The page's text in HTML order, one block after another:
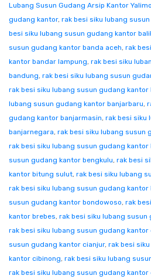
Lubang Susun Gudang Arsip Kantor Yalimo
gudang kantor, rak besi siku lubang
besi siku lubang susun gudang kantor
susun gudang kantor banda aceh, rak
kantor bandar lampung, rak besi siku
bandung, rak besi siku lubang susun
rak besi siku lubang susun gudang kantor
lubang susun gudang kantor banjarbaru,
gudang kantor banjarmasin, rak besi siku
banjarnegara, rak besi siku lubang susun
rak besi siku lubang susun gudang kantor
susun gudang kantor bengkulu, rak besi
kantor bitung sulut, rak besi siku lubang
rak besi siku lubang susun gudang kantor
susun gudang kantor bondowoso, rak
kantor brebes, rak besi siku lubang
rak besi siku lubang susun gudang kantor
susun gudang kantor cianjur, rak besi
kantor cibinong, rak besi siku lubang
rak besi siku lubang susun gudang kantor